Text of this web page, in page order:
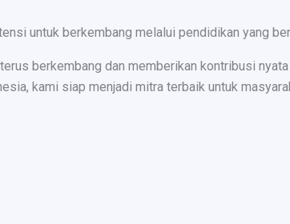
untuk berkembang melalui pendidikan yang
berkembang dan memberikan kontribusi
kami siap menjadi mitra terbaik untuk